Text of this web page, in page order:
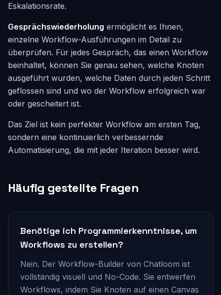
Eskalationsrate.
Gesprächswiederholung ermöglicht es Ihnen,
einzelne Workflow-Ausführungen im Detail zu
überprüfen. Für jedes Gespräch, das einen Workflow
beinhaltet, können Sie genau sehen, welche Knoten
ausgeführt wurden, welche Daten durch jeden Schritt
geflossen sind und wo der Workflow erfolgreich war
oder gescheitert ist.
Das Ziel ist kein perfekter Workflow am ersten Tag,
sondern eine kontinuierlich verbessernde
Automatisierung, die mit jeder Iteration besser wird.
Häufig gestellte Fragen
Benötige ich Programmierkenntnisse, um
Workflows zu erstellen?
Nein. Der Workflow-Builder von Chatloom ist
vollständig visuell und No-Code. Sie entwerfen
Workflows, indem Sie Knoten auf einen Canvas